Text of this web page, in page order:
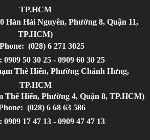
TP.HCM
Hàn Hải Nguyên, Phường 8, Quận 11,
TP.HCM)
(028) 6 271 3025
50 30 25 - 0909 60 30 25
Thế Hiển, Phường Chánh Hưng,
TP.HCM
Thế Hiển, Phường 4, Quận 8, TP.HCM)
(028) 6 68 63 586
17 47 13 - 0909 47 47 13